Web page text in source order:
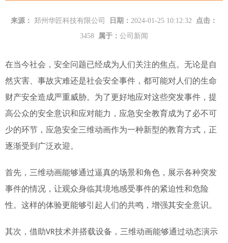
来源： 郑州华匠科技有限公司 日期： 2024-01-25 10:12:32
点击：
3458
属于： 公司新闻
在当今社会，安全问题已经成为人们关注的焦点。无论是自
然灾害、事故灾难还是社会安全事件，都可能对人们的生命
财产安全造成严重威胁。为了更好地应对这些突发事件，提
高公众的安全意识和应对能力，应急安全教育成为了必不可
少的环节 ， 应急安全三维动画作为一种新型的教育方式，正
逐渐受到广泛欢迎。
首先，三维动画能够通过逼真的场景和角色， 展示各种突发
事件的情况，让观众身临其境地感受事件的紧迫性和危险
性。这样的体验更能够引起 人们的共鸣，增强其安全意识。
其次， 借助VR技术并搭载设备， 三维动画能够通过动态演示